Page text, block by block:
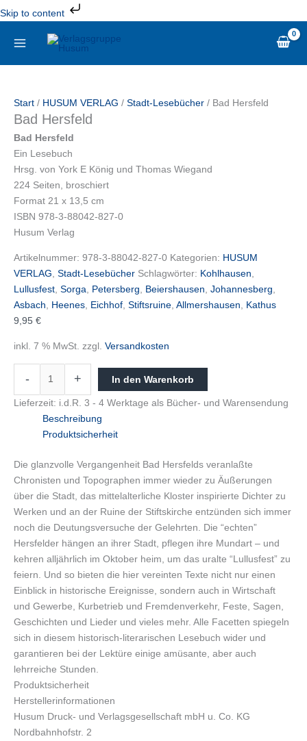
Skip to content
Inhalt
springen
Start / HUSUM VERLAG / Stadt-Lesebücher / Bad Hersfeld
Bad Hersfeld
Bad Hersfeld
Ein Lesebuch
Hrsg. von York E König und Thomas Wiegand
224 Seiten, broschiert
Format 21 x 13,5 cm
ISBN 978-3-88042-827-0
Husum Verlag
Artikelnummer: 978-3-88042-827-0 Kategorien: HUSUM
VERLAG Stadt-Lesebücher Schlagwörter: Kohlhausen
Lullusfest Sorga Petersberg Beiershausen Johannesberg
Asbach
Heenes Eichhof Stiftsruine Allmershausen
Kathus
9,95 €
inkl. 7 % MwSt. zzgl. Versandkosten
-
Hersfeld
+ In den Warenkorb
Lieferzeit: i.d.R. 3 - 4 Werktage als Bücher- und Warensendung
Beschreibung
Produktsicherheit
Die glanzvolle Vergangenheit Bad Hersfelds veranlaßte
Chronisten und Topographen immer wieder zu Äußerungen
über die Stadt, das mittelalterliche Kloster inspirierte Dichter zu
Werken und an der Ruine der Stiftskirche entzünden sich immer
noch die Deutungsversuche der Gelehrten. Die “echten”
Hersfelder hängen an ihrer Stadt, pflegen ihre Mundart – und
kehren alljährlich im Oktober heim, um das uralte “Lullusfest” zu
feiern. Und so bieten die hier vereinten Texte nicht nur einen
Einblick in historische Ereignisse, sondern auch in Wirtschaft
und Gewerbe, Kurbetrieb und Fremdenverkehr, Feste, Sagen,
Geschichten und Lieder und vieles mehr. Alle Facetten spiegeln
sich in diesem historisch-literarischen Lesebuch wider und
garantieren bei der Lektüre einige amüsante, aber auch
lehrreiche Stunden.
Produktsicherheit
Herstellerinformationen
Husum Druck- und Verlagsgesellschaft mbH u. Co. KG
Nordbahnhofstr. 2